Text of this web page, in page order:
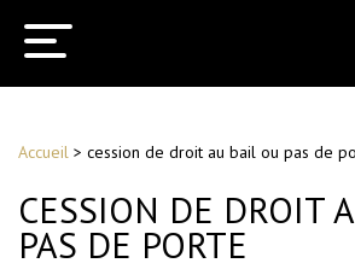
Accueil > cession de droit au bail ou pas de
CESSION DE DROIT
PAS DE PORTE